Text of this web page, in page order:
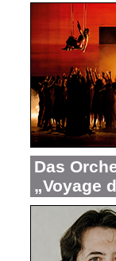
Das
„Voyage